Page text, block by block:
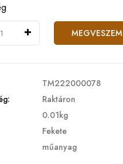
MEGVESZEM
TM222000078
Raktáron
0.01kg
Fekete
műanyag